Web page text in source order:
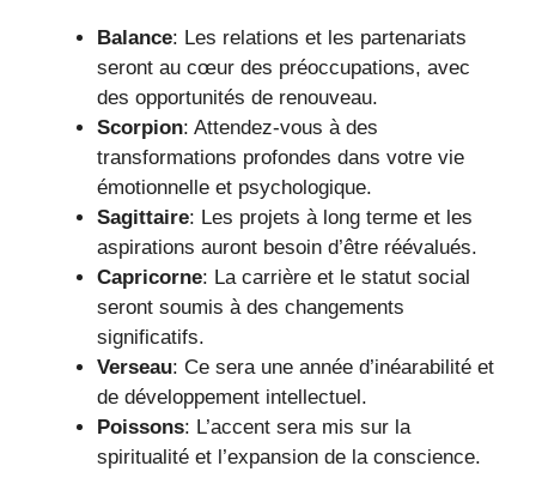
Balance: Les relations et les partenariats
seront au cœur des préoccupations, avec
des opportunités de renouveau.
Scorpion: Attendez-vous à des
transformations profondes dans votre vie
émotionnelle et psychologique.
Sagittaire: Les projets à long terme et les
aspirations auront besoin d’être réévalués.
Capricorne: La carrière et le statut social
seront soumis à des changements
significatifs.
Verseau: Ce sera une année d’inéarabilité et
de développement intellectuel.
Poissons: L’accent sera mis sur la
spiritualité et l’expansion de la conscience.